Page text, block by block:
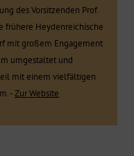
des Vorsitzenden Prof.
frühere Heydenreichische
mit großem Engagement
umgestaltet und
mit einem vielfältigen
-Zur Website